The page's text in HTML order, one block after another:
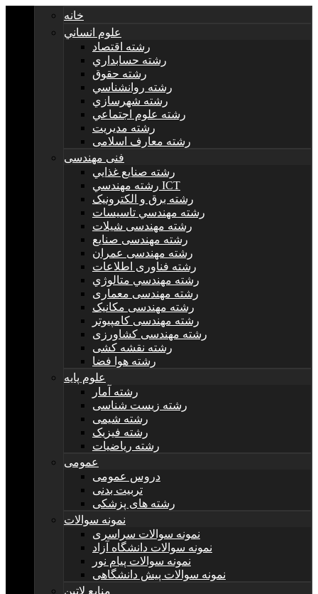
خانه
علوم انساني
رشته اقتصاد
رشته حسابداري
رشته حقوق
رشته روانشناسي
رشته شهرسازي
رشته علوم اجتماعي
رشته مديريت
رشته معارف اسلامی
فنی مهندسی
رشته صنايع غذايي
رشته مهندسي ICT
رشته برق و الکترونيک
رشته مهندسي تاسيسات
رشته مهندسی شیلات
رشته مهندسی صنایع
رشته مهندسی عمران
رشته فناوری اطلاعات
رشته مهندسي متالوژي
رشته مهندسی معماری
رشته مهندسی مکانیک
رشته مهندسی کامپیوتر
رشته مهندسی کشاورزی
رشته نقشه کشی
رشته هوا فضا
علوم پایه
رشته آمار
رشته زیست شناسی
رشته شیمی
رشته فیزیک
رشته ریاضیات
عمومی
دروس عمومی
تربیت بدنی
رشته های پزشکی
نمونه سوالات
نمونه سوالات سراسری
نمونه سوالات دانشگاه آزاد
نمونه سوالات پیام نور
نمونه سوالات پیش دانشگاهی
منابع لاتین